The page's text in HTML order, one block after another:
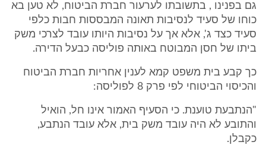
גם בפנינו , בתשובתו לערעור חברת הביטוח, לא טען בא
כוחו של סעיד לנסיבות תאונה המבססות חבות כלפי
סעיד כצד ג', אלא אך על נסיבות היותו עובד לצרכי משק
ביתו של חסן המבוטח באותה פוליסה כבעל הדירה.
כך קבע בית משפט קמא לענין אחריות חברת הביטוח
והכיסוי הביטוחי לפי פרק 8 לפוליסה:
"הנתבעת טוענת. כי הסעיף האמור אינו חל, הואיל
והתובע לא היה עובד משק בית, אלא עובד הנתבע,
כקבלן.